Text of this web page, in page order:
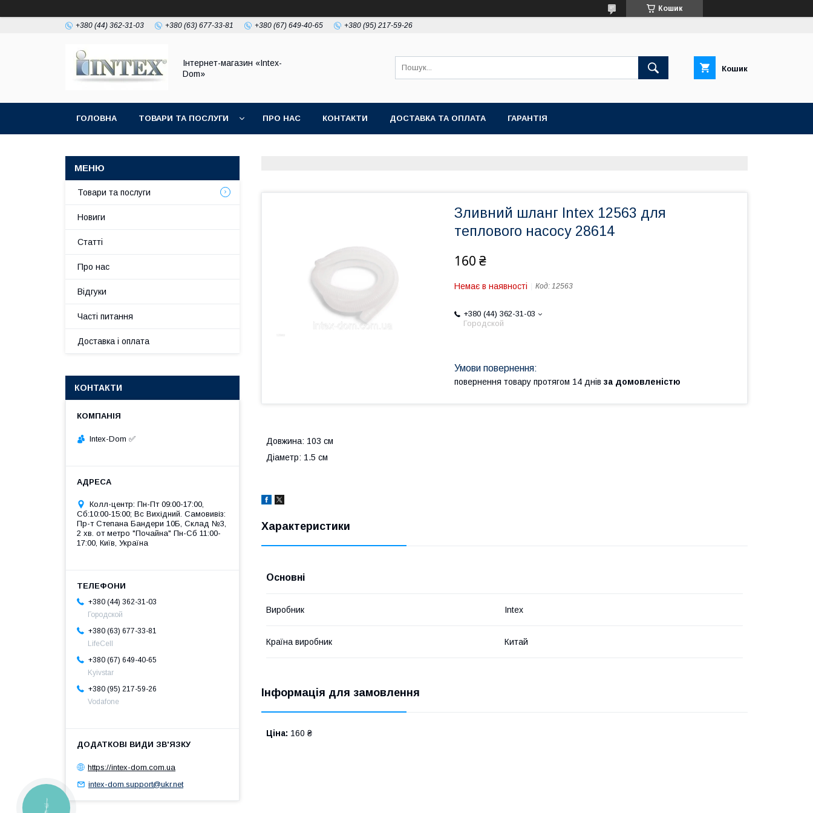
Кошик
+380 (44) 362-31-03 +380 (63) 677-33-81 +380 (67) 649-40-65 +380 (95) 217-59-26
Інтернет-магазин «Intex-
Dom»
Кошик
ГОЛОВНА ТОВАРИ ТА ПОСЛУГИ ПРО НАС КОНТАКТИ ДОСТАВКА ТА ОПЛАТА ГАРАНТІЯ
Зливний шланг Intex 12563 для
теплового насосу 28614
160 ₴
Немає в наявності Код: 12563
+380 (44) 362-31-03
Городской
повернення товару протягом 14 днів за домовленістю
Довжина: 103 см
Діаметр: 1.5 см
Характеристики
Основні
Виробник Intex
Країна виробник Китай
Інформація для замовлення
Ціна: 160 ₴
Товари та послуги
Новиги
Статті
Про нас
Відгуки
Часті питання
Доставка і оплата
КОНТАКТИ
Intex-Dom ✅
Колл-центр: Пн-Пт 09:00-17:00,
Сб:10:00-15:00; Вс Вихідний. Самовивіз:
Пр-т Степана Бандери 10Б, Склад №3,
2 хв. от метро "Почайна" Пн-Cб 11:00-
17:00, Київ, Україна
+380 (44) 362-31-03
Городской
+380 (63) 677-33-81
LifeCell
+380 (67) 649-40-65
Kyivstar
+380 (95) 217-59-26
Vodafone
https://intex-dom.com.ua
intex-dom.support@ukr.net
КНОПКА
ЗВ'ЯЗКУ